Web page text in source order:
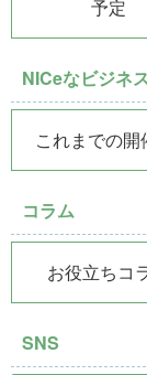
予定
NICeなビジネ
これまでの
コラム
お役立ちコ
SNS